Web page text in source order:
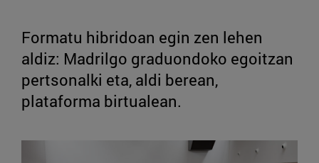
Formatu hibridoan egin zen lehen
aldiz: Madrilgo graduondoko egoitzan
pertsonalki eta, aldi berean,
plataforma birtualean.